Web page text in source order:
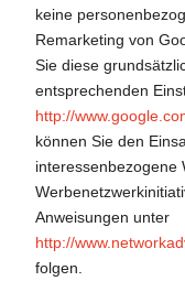
keine
Remarketing von
Sie diese
entsprechenden
http://
können Sie den
interessenbezogene
Anweisungen unter
http://
folgen.